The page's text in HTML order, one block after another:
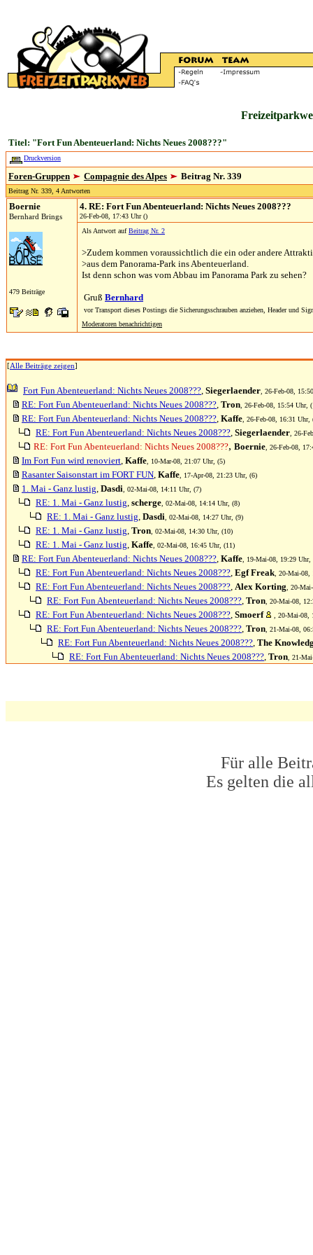
Titel: "Fort Fun Abenteuerland: Nichts Neues 2008???"
Druckversion
Foren-Gruppen Compagnie des Alpes Beitrag Nr. 339
Beitrag Nr. 339, 4 Antworten
Boernie
Bernhard Brings
479 Beiträge
4. RE: Fort Fun Abenteuerland: Nichts Neues 2008???
26-Feb-08, 17:43 Uhr ()
Als Antwort aufBeitrag Nr. 2
>Zudem kommen voraussichtlich die ein oder andere
>aus dem Panorama-Park ins Abenteuerland.
Ist denn schon was vom Abbau im Panorama Park zu sehen?
Gruß Bernhard
vor Transport dieses Postings die Sicherungsschrauben anziehen, Header und
Moderatoren benachrichtigen
[Alle Beiträge zeigen]
Fort Fun Abenteuerland: Nichts Neues 2008???, Siegerlaender , 26-Feb-08,
RE: Fort Fun Abenteuerland: Nichts Neues 2008???, Tron , 26-Feb-08, 15:54 Uhr,
RE: Fort Fun Abenteuerland: Nichts Neues 2008???, Kaffe , 26-Feb-08, 16:31 Uhr,
RE: Fort Fun Abenteuerland: Nichts Neues 2008???, Siegerlaender , 26-
RE: Fort Fun Abenteuerland: Nichts Neues 2008???, Boernie , 26-Feb-08,
Im Fort Fun wird renoviert, Kaffe , 10-Mar-08, 21:07 Uhr, (5)
Rasanter Saisonstart im FORT FUN, Kaffe , 17-Apr-08, 21:23 Uhr, (6)
1. Mai - Ganz lustig, Dasdi , 02-Mai-08, 14:11 Uhr, (7)
RE: 1. Mai - Ganz lustig, scherge , 02-Mai-08, 14:14 Uhr, (8)
RE: 1. Mai - Ganz lustig, Dasdi , 02-Mai-08, 14:27 Uhr, (9)
RE: 1. Mai - Ganz lustig, Tron , 02-Mai-08, 14:30 Uhr, (10)
RE: 1. Mai - Ganz lustig, Kaffe , 02-Mai-08, 16:45 Uhr, (11)
RE: Fort Fun Abenteuerland: Nichts Neues 2008???, Kaffe , 19-Mai-08, 19:29 Uhr,
RE: Fort Fun Abenteuerland: Nichts Neues 2008???, Egf Freak , 20-Mai-
RE: Fort Fun Abenteuerland: Nichts Neues 2008???, Alex Korting , 20-
RE: Fort Fun Abenteuerland: Nichts Neues 2008???, Tron , 20-Mai-08,
RE: Fort Fun Abenteuerland: Nichts Neues 2008???, Smoerf , 20-Mai-
RE: Fort Fun Abenteuerland: Nichts Neues 2008???, Tron , 21-Mai-08,
RE: Fort Fun Abenteuerland: Nichts Neues 2008???, The
RE: Fort Fun Abenteuerland: Nichts Neues 2008???, Tron , 21-
Für alle
Es gelten die